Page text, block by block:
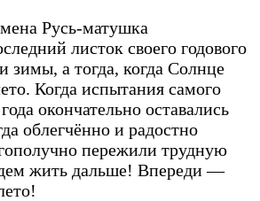
Русь-матушка
листок своего годового
зимы, а тогда, когда Солнце
Когда испытания самого
окончательно оставались
облегчённо и радостно
пережили трудную
жить дальше! Впереди —